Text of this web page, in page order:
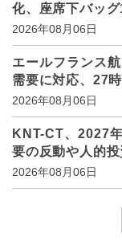
化、座席下バッ
2026年08月06日
エールフランス
需要に対応、27
2026年08月06日
KNT-CT、2027
要の反動や人的
2026年08月06日